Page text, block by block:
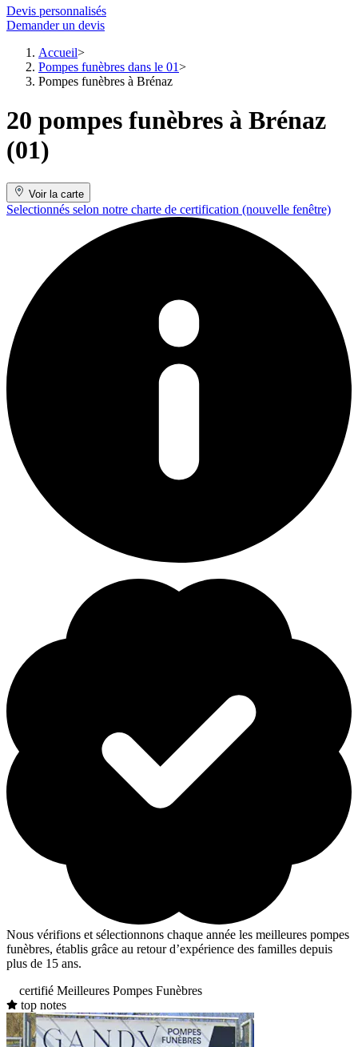
Devis personnalisés
Demander un devis
Accueil
Pompes funèbres dans le 01
Pompes funèbres à Brénaz
20 pompes funèbres à Brénaz
(01)
Voir la carte
Selectionnés selon notre charte de certification (nouvelle fenêtre)
Nous vérifions et sélectionnons chaque année les meilleures pompes
funèbres, établis grâce au retour d’expérience des familles depuis
plus de 15 ans.
certifié Meilleures Pompes Funèbres
top notes